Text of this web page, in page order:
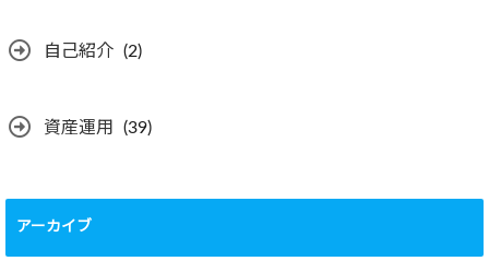
自己紹介 (2)
資産運用 (39)
アーカイブ